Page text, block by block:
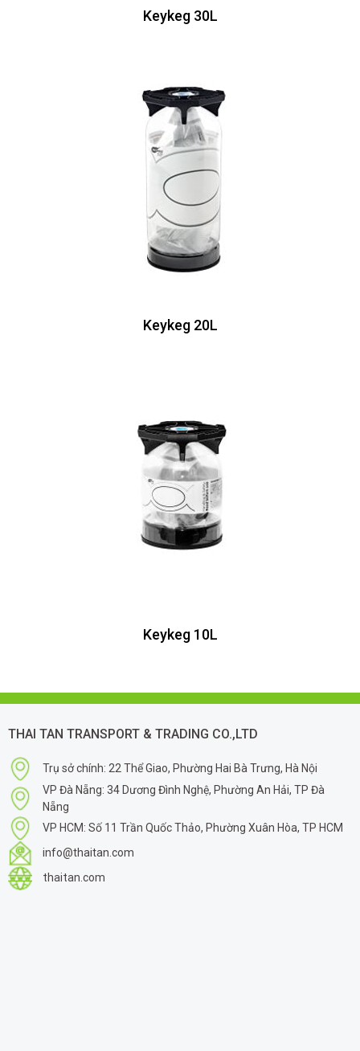
Keykeg 30L
Keykeg 20L
Keykeg 10L
THAI TAN TRANSPORT & TRADING CO.,LTD
Trụ sở chính: 22 Thể Giao, Phường Hai Bà Trưng, Hà Nội
VP Đà Nẵng: 34 Dương Đình Nghệ, Phường An Hải, TP Đà
Nẵng
VP HCM: Số 11 Trần Quốc Thảo, Phường Xuân Hòa, TP HCM
info@thaitan.com
thaitan.com